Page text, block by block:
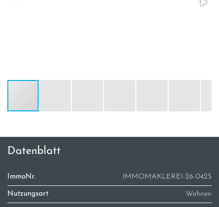
Datenblatt
ImmoNr. IMMOMAKLEREI-26-0425
Nutzungsart Wohnen